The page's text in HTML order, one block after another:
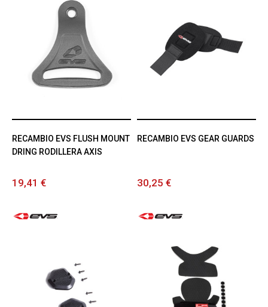
RECAMBIO EVS FLUSH MOUNT
DRING RODILLERA AXIS
19,41 €
RECAMBIO EVS GEAR GUARDS
30,25 €